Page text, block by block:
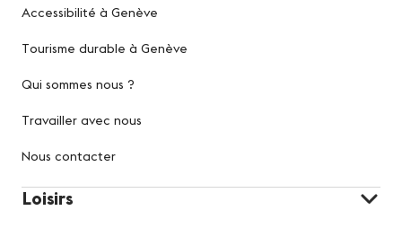
Accessibilité à Genève
Tourisme durable à Genève
Qui sommes nous ?
Travailler avec nous
Nous contacter
Loisirs